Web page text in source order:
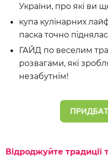
України, про які ви
купа кулінарних
паска точно
ГАЙД по веселим
розвагами, які
незабутнім!
Відроджуйте традиції